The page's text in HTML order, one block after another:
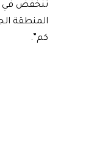
تنخفض في
كم”.